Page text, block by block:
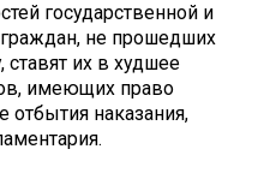
государственной и
не прошедших
их в худшее
имеющих право
отбытия наказания,